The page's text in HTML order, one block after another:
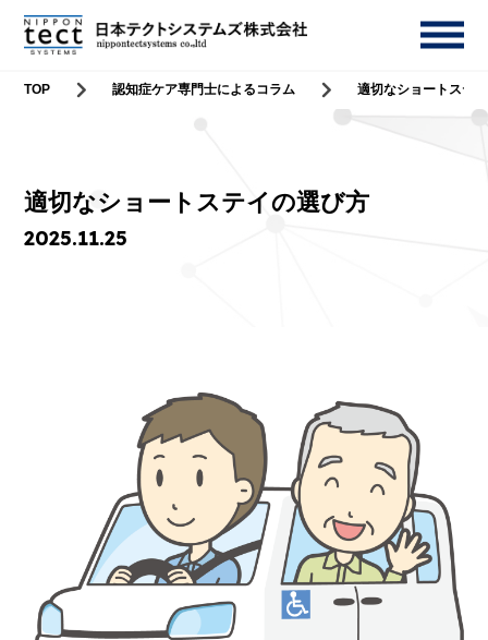
TOP 認知症ケア専門士によるコラム 適切なショートステ
適切なショートステイの選び方
2025.11.25